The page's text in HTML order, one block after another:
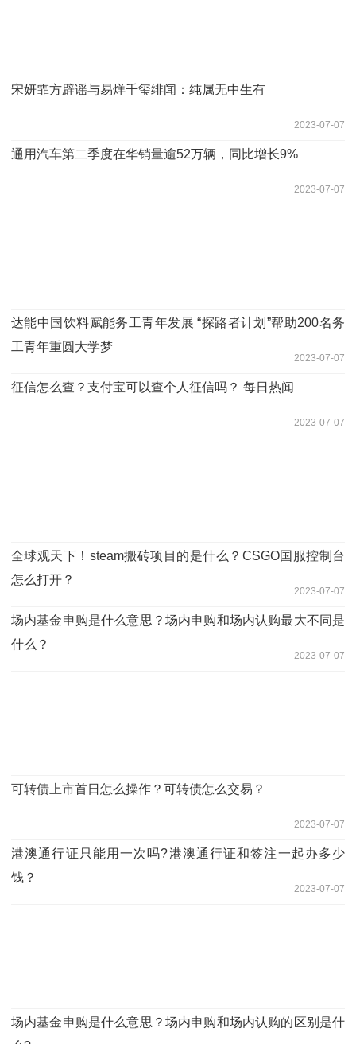
宋妍霏方辟谣与易烊千玺绯闻：纯属无中生有
2023-07-07
通用汽车第二季度在华销量逾52万辆，同比增长9%
2023-07-07
达能中国饮料赋能务工青年发展 “探路者计划”帮助200名务
工青年重圆大学梦
2023-07-07
征信怎么查？支付宝可以查个人征信吗？ 每日热闻
2023-07-07
全球观天下！steam搬砖项目的是什么？CSGO国服控制台
怎么打开？
2023-07-07
场内基金申购是什么意思？场内申购和场内认购最大不同是
什么？
2023-07-07
可转债上市首日怎么操作？可转债怎么交易？
2023-07-07
港澳通行证只能用一次吗?港澳通行证和签注一起办多少
钱？
2023-07-07
场内基金申购是什么意思？场内申购和场内认购的区别是什